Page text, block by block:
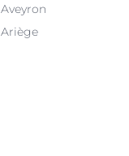
Aveyron
Ariège